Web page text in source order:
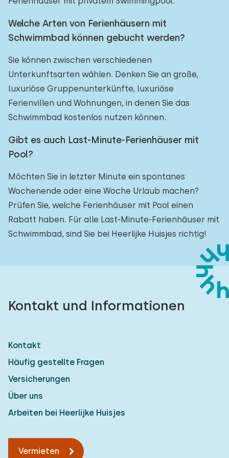
Welche Arten von Ferienhäusern mit
Schwimmbad können gebucht werden?
Sie können zwischen verschiedenen
Unterkunftsarten wählen. Denken Sie an große,
luxuriöse Gruppenunterkünfte, luxuriöse
Ferienvillen und Wohnungen, in denen Sie das
Schwimmbad kostenlos nutzen können.
Gibt es auch Last-Minute-Ferienhäuser mit
Pool?
Möchten Sie in letzter Minute ein spontanes
Wochenende oder eine Woche Urlaub machen?
Prüfen Sie, welche Ferienhäuser mit Pool einen
Rabatt haben. Für alle Last-Minute-Ferienhäuser mit
Schwimmbad, sind Sie bei Heerlijke Huisjes richtig!
Kontakt und Informationen
Kontakt
Häufig gestellte Fragen
Versicherungen
Über uns
Arbeiten bei Heerlijke Huisjes
Vermieten